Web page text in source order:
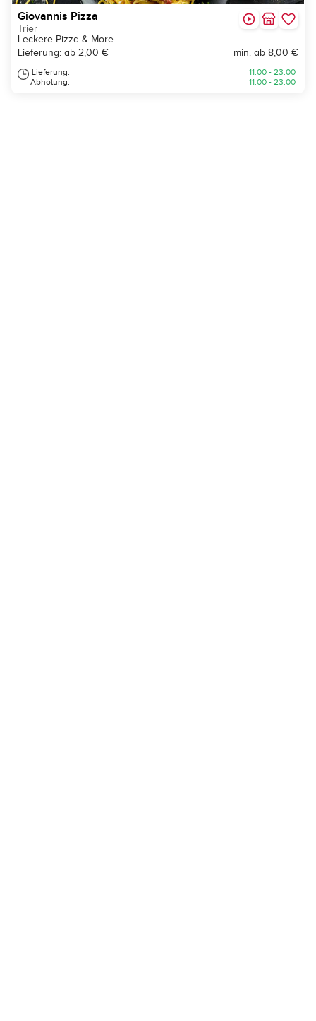
Giovannis Pizza
Trier
Leckere Pizza & More
Lieferung: ab 2,00 €
min. ab 8,00 €
Lieferung:
Abholung:
11:00 - 23:00
11:00 - 23:00